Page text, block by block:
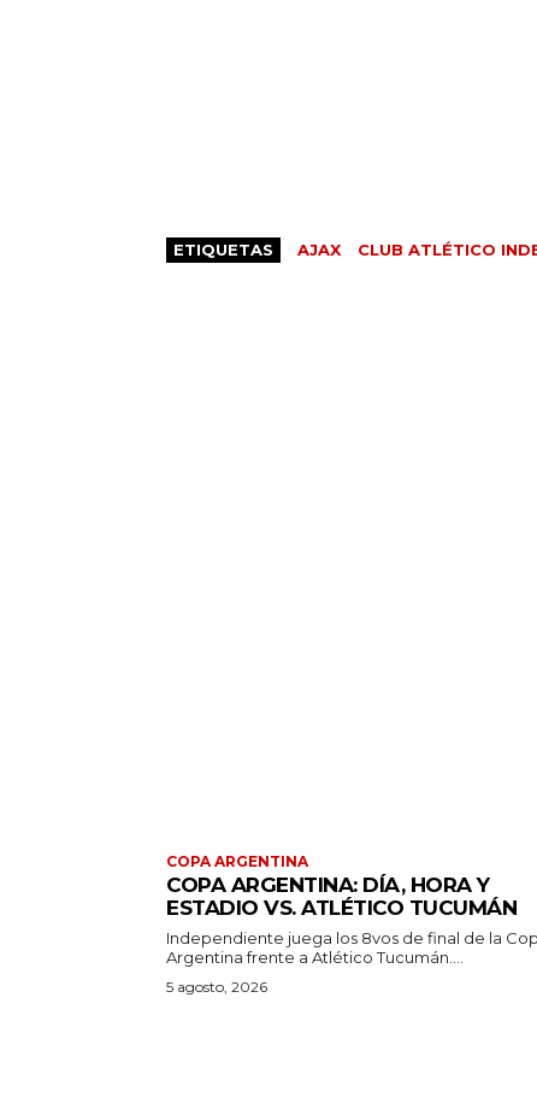
ETIQUETAS AJAX CLUB ATLÉTICO
COPA ARGENTINA
COPA ARGENTINA: DÍA, HORA Y
ESTADIO VS. ATLÉTICO TUCUMÁN
Independiente juega los 8vos de final de la
Argentina frente a Atlético Tucumán....
5 agosto, 2026